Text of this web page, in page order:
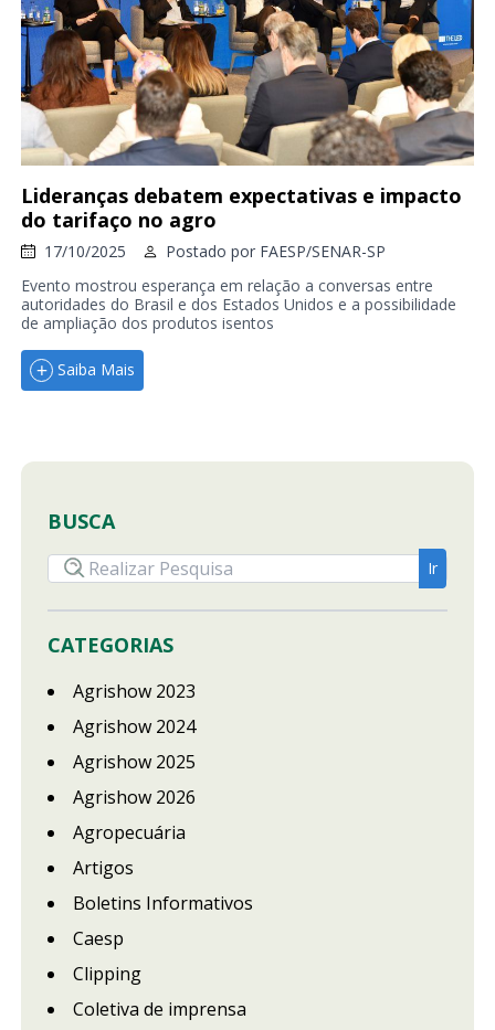
Lideranças debatem expectativas e impacto
do tarifaço no agro
17/10/2025 Postado por FAESP/SENAR-SP
Evento mostrou esperança em relação a conversas entre
autoridades do Brasil e dos Estados Unidos e a possibilidade
de ampliação dos produtos isentos
Saiba Mais
BUSCA
CATEGORIAS
Agrishow 2023
Agrishow 2024
Agrishow 2025
Agrishow 2026
Agropecuária
Artigos
Boletins Informativos
Caesp
Clipping
Coletiva de imprensa